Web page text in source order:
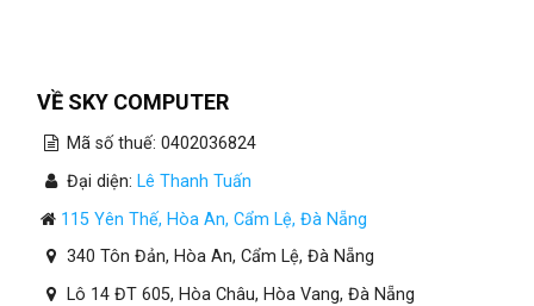
Bao
VỀ SKY COMPUTER
Mã số thuế: 0402036824
Đại diện: Lê Thanh Tuấn
115 Yên Thế, Hòa An, Cẩm Lệ, Đà Nẵng
340 Tôn Đản, Hòa An, Cẩm Lệ, Đà Nẵng
Lô 14 ĐT 605, Hòa Châu, Hòa Vang, Đà Nẵng